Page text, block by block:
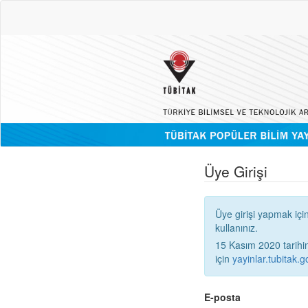
Üye Girişi
Üye girişi yapmak için
kullanınız.
15 Kasım 2020
için
E-posta